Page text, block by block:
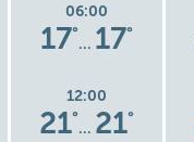
06:00
17°
… 17°
12:00
21°
… 21°